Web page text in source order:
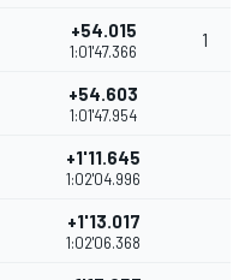
+54.015
1:01'47.366
1
+54.603
1:01'47.954
+1'11.645
1:02'04.996
+1'13.017
1:02'06.368